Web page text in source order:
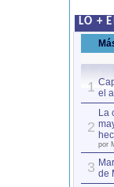
LO +
1 el
2
La
por
3 de